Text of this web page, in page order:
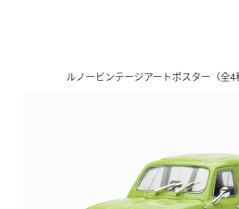
ルノービンテージアートポスター（全